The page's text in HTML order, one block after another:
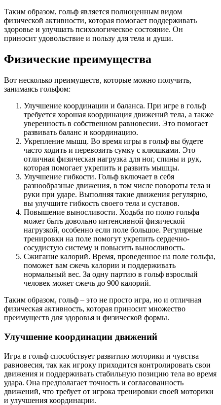
Таким образом, гольф является полноценным видом
физической активности, которая помогает поддерживать
здоровье и улучшать психологическое состояние. Он
приносит удовольствие и пользу для тела и души.
Физические преимущества
Вот несколько преимуществ, которые можно получить,
занимаясь гольфом:
Улучшение координации и баланса. При игре в гольф
требуется хорошая координация движений тела, а также
уверенность в собственном равновесии. Это помогает
развивать баланс и координацию.
Укрепление мышц. Во время игры в гольф вы будете
часто ходить и перевозить сумку с клюшками. Это
отличная физическая нагрузка для ног, спины и рук,
которая помогает укрепить и развить мышцы.
Улучшение гибкости. Гольф включает в себя
разнообразные движения, в том числе повороты тела и
руки при ударе. Выполняя такие движения регулярно,
вы улучшите гибкость своего тела и суставов.
Повышение выносливости. Ходьба по полю гольфа
может быть довольно интенсивной физической
нагрузкой, особенно если поле большое. Регулярные
тренировки на поле помогут укрепить сердечно-
сосудистую систему и повысить выносливость.
Сжигание калорий. Время, проведенное на поле гольфа,
поможет вам сжечь калории и поддерживать
нормальный вес. За одну партию в гольф взрослый
человек может сжечь до 900 калорий.
Таким образом, гольф – это не просто игра, но и отличная
физическая активность, которая приносит множество
преимуществ для здоровья и физической формы.
Улучшение координации движений
Игра в гольф способствует развитию моторики и чувства
равновесия, так как игроку приходится контролировать свои
движения и поддерживать стабильную позицию тела во время
удара. Она предполагает точность и согласованность
движений, что требует от игрока тренировки своей моторики
и улучшения координации.